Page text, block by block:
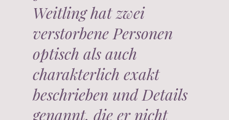
Weitling hat zwei
verstorbene Personen
optisch als auch
charakterlich exakt
beschrieben und Details
genannt, die er nicht